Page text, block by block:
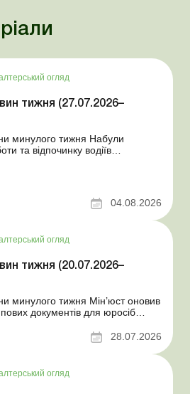
огляд
тижня (27.07.2026–
минулого тижня Набули
та відпочинку водіїв
змінюється
періодів роботи до стр...
04.08.2026
огляд
тижня (20.07.2026–
минулого тижня Мін’юст оновив
документів для юросіб
з організації бронювання У
«у розшуку»: що потрібно
28.07.2026
огляд